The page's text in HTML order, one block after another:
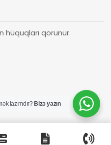
hüquqları qorunur.
lazımdır? Bizə yazın
Russian